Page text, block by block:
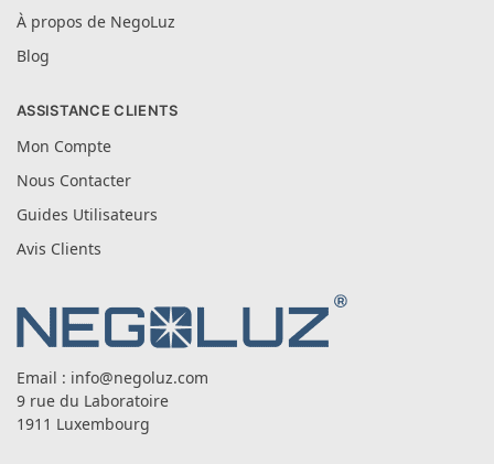
À propos de NegoLuz
Blog
ASSISTANCE CLIENTS
Mon Compte
Nous Contacter
Guides Utilisateurs
Avis Clients
Email : info@negoluz.com
9 rue du Laboratoire
1911 Luxembourg